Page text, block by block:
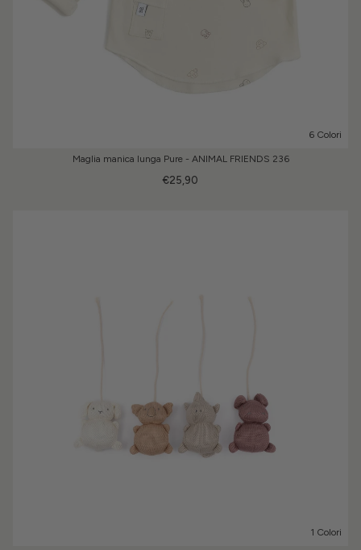
6 Colori
Maglia manica lunga Pure - ANIMAL FRIENDS 236
€25,90
1 Colori